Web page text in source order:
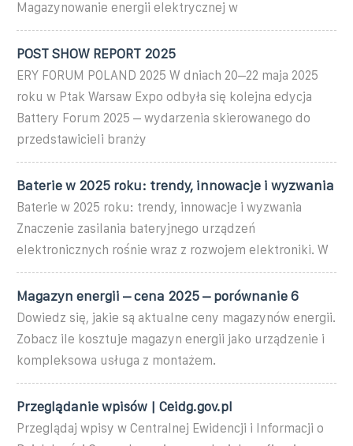
Magazynowanie energii elektrycznej w
POST SHOW REPORT 2025
ERY FORUM POLAND 2025 W dniach 20–22 maja 2025
roku w Ptak Warsaw Expo odbyła się kolejna edycja
Battery Forum 2025 – wydarzenia skierowanego do
przedstawicieli branży
Baterie w 2025 roku: trendy, innowacje i wyzwania
Baterie w 2025 roku: trendy, innowacje i wyzwania
Znaczenie zasilania bateryjnego urządzeń
elektronicznych rośnie wraz z rozwojem elektroniki. W
Magazyn energii – cena 2025 – porównanie 6
Dowiedz się, jakie są aktualne ceny magazynów energii.
Zobacz ile kosztuje magazyn energii jako urządzenie i
kompleksowa usługa z montażem.
Przeglądanie wpisów | Ceidg.gov.pl
Przeglądaj wpisy w Centralnej Ewidencji i Informacji o